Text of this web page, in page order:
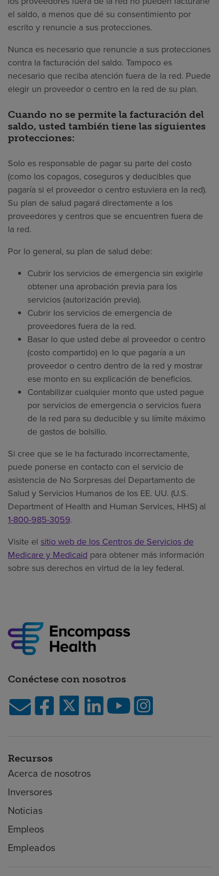
el saldo, a menos que dé su consentimiento por
escrito y renuncie a sus protecciones.
Nunca es necesario que renuncie a sus protecciones
contra la facturación del saldo. Tampoco es
necesario que reciba atención fuera de la red. Puede
elegir un proveedor o centro en la red de su plan.
Cuando no se permite la facturación del
saldo, usted también tiene las siguientes
protecciones:
Solo es responsable de pagar su parte del costo
(como los copagos, coseguros y deducibles que
pagaría si el proveedor o centro estuviera en la red).
Su plan de salud pagará directamente a los
proveedores y centros que se encuentren fuera de
la red.
Por lo general, su plan de salud debe:
Cubrir los servicios de emergencia sin exigirle
obtener una aprobación previa para los
servicios (autorización previa).
Cubrir los servicios de emergencia de
proveedores fuera de la red.
Basar lo que usted debe al proveedor o centro
(costo compartido) en lo que pagaría a un
proveedor o centro dentro de la red y mostrar
ese monto en su explicación de beneficios.
Contabilizar cualquier monto que usted pague
por servicios de emergencia o servicios fuera
de la red para su deducible y su límite máximo
de gastos de bolsillo.
Si cree que se le ha facturado incorrectamente,
puede ponerse en contacto con el servicio de
asistencia de No Sorpresas del Departamento de
Salud y Servicios Humanos de los EE. UU. (U.S.
Department of Health and Human Services, HHS) al
1-800-985-3059.
Visite el sitio web de los Centros de Servicios de
Medicare y Medicaid para obtener más información
sobre sus derechos en virtud de la ley federal.
Conéctese con nosotros
Recursos
Acerca de nosotros
Inversores
Noticias
Empleos
Empleados